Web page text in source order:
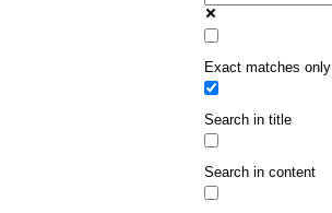
Exact matches only
Search in title
Search in content